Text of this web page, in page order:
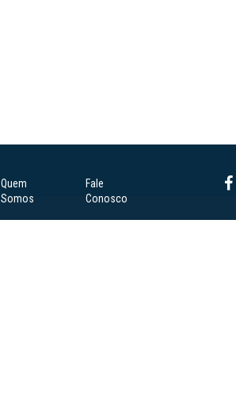
Quem
Somos
Fale
Conosco